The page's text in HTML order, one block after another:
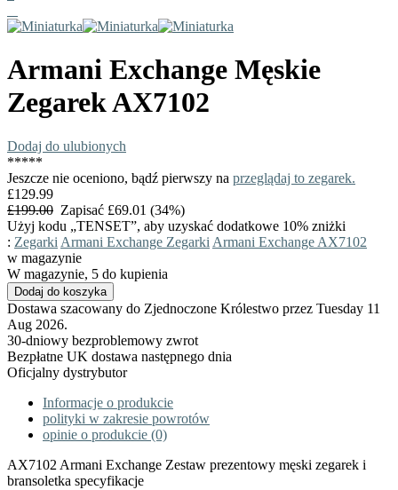
Armani Exchange Męskie
ZegarekAX7102
Dodaj do ulubionych
*****
Jeszcze nie oceniono, bądź pierwszy na przeglądaj to zegarek.
£129.99
£199.00 Zapisać £69.01 (34%)
Użyj kodu „TENSET”, aby uzyskać dodatkowe 10% zniżki
: Zegarki Armani Exchange Zegarki Armani Exchange AX7102
w magazynie
W magazynie, 5 do kupienia
Dostawa szacowany do Zjednoczone Królestwo przez Tuesday 11
Aug 2026.
30-dniowy bezproblemowy zwrot
Bezpłatne UK dostawa następnego dnia
Oficjalny dystrybutor
Informacje o produkcie
polityki w zakresie powrotów
opinie o produkcie (0)
AX7102 Armani Exchange Zestaw prezentowy męski zegarek i
bransoletka specyfikacje